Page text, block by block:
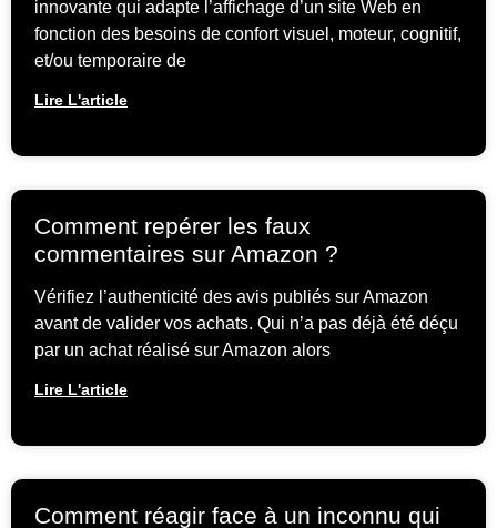
innovante qui adapte l’affichage d’un site Web en
fonction des besoins de confort visuel, moteur, cognitif,
et/ou temporaire de
Lire L'article
Comment repérer les faux
commentaires sur Amazon ?
Vérifiez l’authenticité des avis publiés sur Amazon
avant de valider vos achats. Qui n’a pas déjà été déçu
par un achat réalisé sur Amazon alors
Lire L'article
Comment réagir face à un inconnu qui